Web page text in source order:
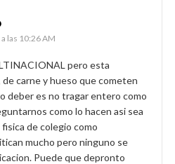
las 10:26 AM
pero esta
carne y hueso que cometen
deber es no tragar entero como
como lo hacen asi sea
de colegio como
mucho pero ninguno se
Puede que depronto